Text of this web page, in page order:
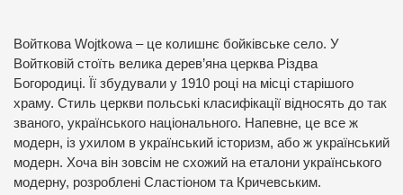
Войткова Wojtkowa – це колишнє бойківське село. У
Войтковій стоїть велика дерев’яна церква Різдва
Богородиці. Її збудували у 1910 році на місці старішого
храму. Стиль церкви польські класифікації відносять до так
званого, українського національного. Напевне, це все ж
модерн, із ухилом в український історизм, або ж український
модерн. Хоча він зовсім не схожий на еталони українського
модерну, розроблені Сластіоном та Кричевським.